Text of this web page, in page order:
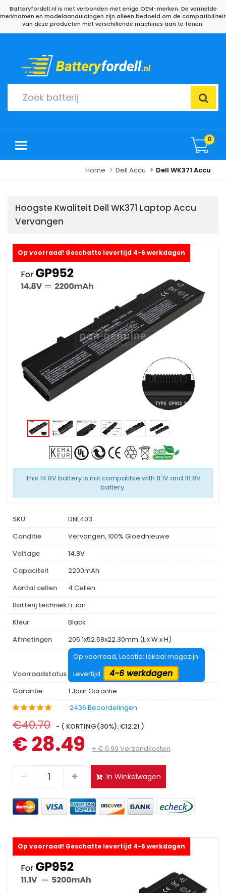
Batteryfordell.nl is niet verbonden met enige OEM-merken. De vermelde
merknamen en modelaanduidingen zijn alleen bedoeld om de compatibiliteit
van deze producten met verschillende machines aan te tonen.
0
Home Dell Accu Dell WK371 Accu
Hoogste Kwaliteit Dell WK371 Laptop Accu
Vervangen
This 14.8V battery is not compatible with 11.1V and 10.8V
battery.
Op voorraad! Geschatte levertijd 4-6 werkdagen
SKU
DNL403
Conditie
Vervangen, 100% Gloednieuwe
Voltage
14.8V
Capaciteit
2200mAh
Aantal cellen
4 Cellen
Batterij techniekLi-ion
Kleur
Black
Afmetingen
205.1x52.58x22.30mm (L x W x H)
Voorraadstatus
Op voorraad, Locatie: lokaal magazijn.
Levertijd:
4-6 werkdagen
Garantie
1 Jaar Garantie
2436 Beoordelingen
€40.70 - ( KORTING(30%): €12.21 )
€ 28.49 + € 0.99 Verzendkosten
In Winkelwagen
Op voorraad! Geschatte levertijd 4-6 werkdagen